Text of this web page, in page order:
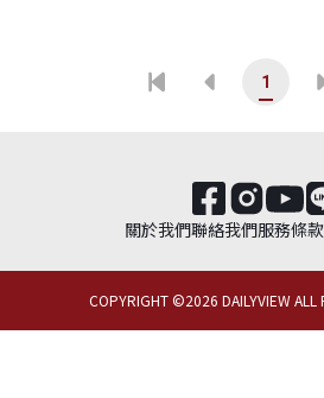
1
關於我們聯絡我們服務條款
COPYRIGHT ©2026 DAILYVIEW ALL